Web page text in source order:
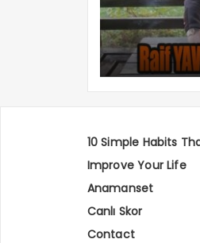
10 Simple Habits
Improve Your Life
Anamanset
Canlı Skor
Contact